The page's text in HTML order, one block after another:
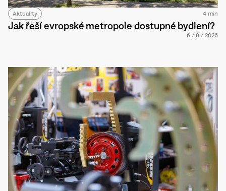
Aktuality 4 min
Jak řeší evropské metropole dostupné bydlení?
6 / 8 / 2026